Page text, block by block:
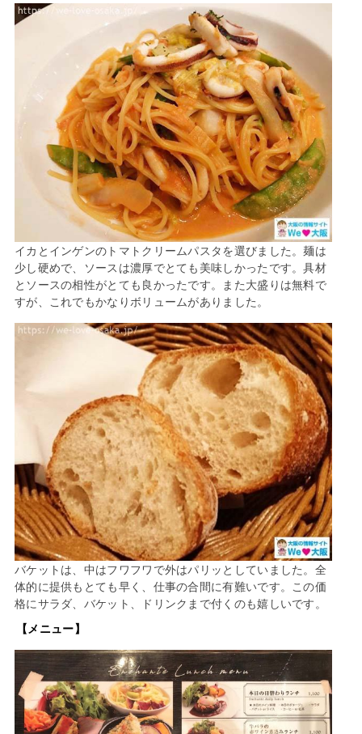
イカとインゲンのトマトクリームパスタを選びました。麺は
少し硬めで、ソースは濃厚でとても美味しかったです。具材
とソースの相性がとても良かったです。また大盛りは無料で
すが、これでもかなりボリュームがありました。
バケットは、中はフワフワで外はパリッとしていました。全
体的に提供もとても早く、仕事の合間に有難いです。この価
格にサラダ、バケット、ドリンクまで付くのも嬉しいです。
【メニュー】